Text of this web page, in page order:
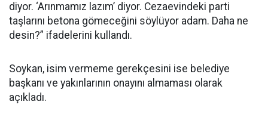
diyor. ‘Arınmamız lazım’ diyor. Cezaevindeki parti
taşlarını betona gömeceğini söylüyor adam. Daha ne
desin?” ifadelerini kullandı.
Soykan, isim vermeme gerekçesini ise belediye
başkanı ve yakınlarının onayını almaması olarak
açıkladı.